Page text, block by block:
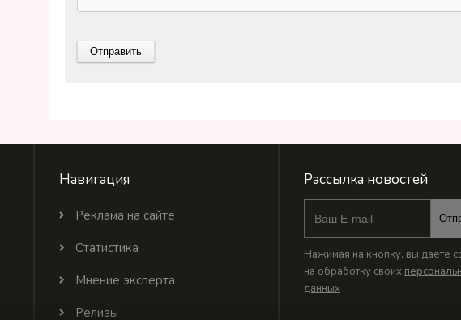
Навигация
Реклама на сайте
Статистика
Мнение эксперта
Релизы
Рассылка новостей
Нажимая на кнопку, вы даете
на обработку своих
данных